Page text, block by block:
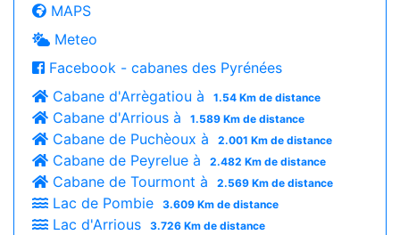
MAPS
Meteo
Facebook - cabanes des Pyrénées
Cabane d'Arrègatiou à
1.54 Km de distance
Cabane d'Arrious à 1.589 Km de distance
Cabane de Puchèoux à 2.001 Km de distance
Cabane de Peyrelue à 2.482 Km de distance
Cabane de Tourmont à 2.569 Km de distance
Lac de Pombie 3.609 Km de distance
Lac d'Arrious 3.726 Km de distance